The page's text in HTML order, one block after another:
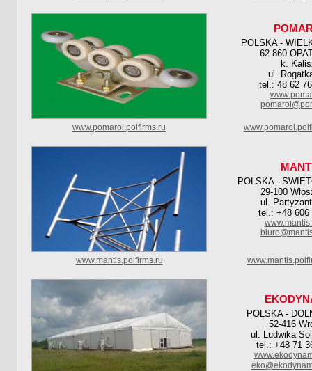
POLSKA -
62-860
k.
ul.
tel.: 48 62
www.pomarol.polfirms.ru
POLSKA -
29-100
ul.
tel.: +48 606
www.mantis.polfirms.ru
POLSKA -
52-416
ul. Ludwika
tel.: +48 71